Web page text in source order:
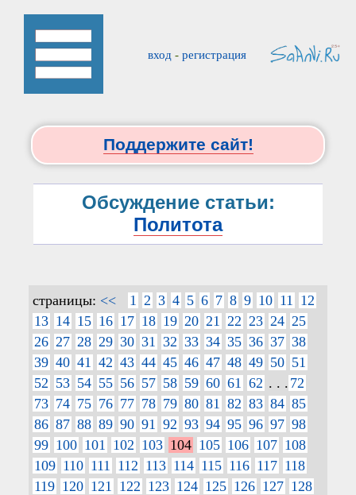
вход - регистрация
Поддержите сайт!
Обсуждение статьи:
Политота
страницы: << 1 2 3 4 5 6 7 8 9 10 11
12
13 14 15 16 17 18 19 20 21 22 23 24 25
26 27 28 29 30 31 32 33 34 35 36 37 38
39 40 41 42 43 44 45 46 47 48 49 50 51
52 53 54 55 56 57 58 59 60 61 62 . . . 72
73 74 75 76 77 78 79 80 81 82 83 84 85
86 87 88 89 90 91 92 93 94 95 96 97 98
99 100 101 102 103 104 105 106 107 108
109 110 111 112 113 114 115 116 117 118
119 120 121 122 123 124 125 126 127 128